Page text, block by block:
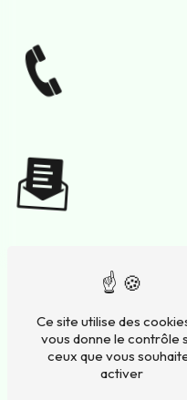
NOUS
Ce site utilise des
vous donne le contrôle
ceux que vous
activer